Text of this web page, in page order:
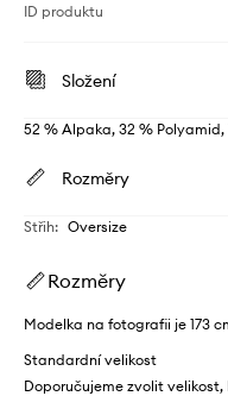
ID produktu
Složení
52 % Alpaka, 32 % Polyamid,
Rozměry
Střih: Oversize
Rozměry
Modelka na fotografii je 173
Standardní velikost
Doporučujeme zvolit velikost,